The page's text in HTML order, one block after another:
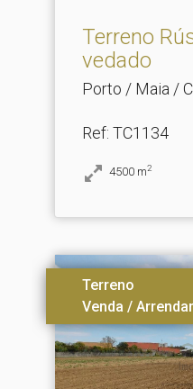
Terreno
vedado
Porto / Maia /
Ref: TC1134
4500 m2
Terreno
Venda /